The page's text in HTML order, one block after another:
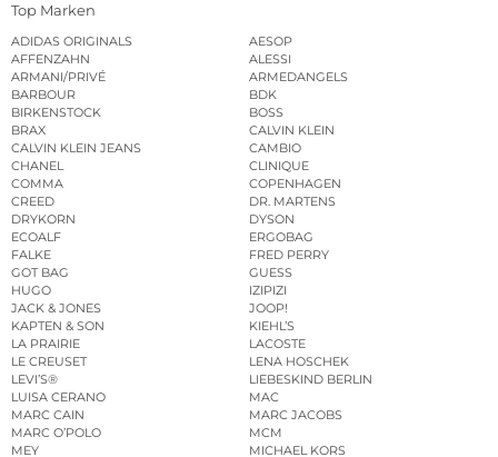
Top Marken
ADIDAS ORIGINALS
AESOP
AFFENZAHN
ALESSI
ARMANI/PRIVÉ
ARMEDANGELS
BARBOUR
BDK
BIRKENSTOCK
BOSS
BRAX
CALVIN KLEIN
CALVIN KLEIN JEANS
CAMBIO
CHANEL
CLINIQUE
COMMA
COPENHAGEN
CREED
DR. MARTENS
DRYKORN
DYSON
ECOALF
ERGOBAG
FALKE
FRED PERRY
GOT BAG
GUESS
HUGO
IZIPIZI
JACK & JONES
JOOP!
KAPTEN & SON
KIEHL’S
LA PRAIRIE
LACOSTE
LE CREUSET
LENA HOSCHEK
LEVI’S®
LIEBESKIND BERLIN
LUISA CERANO
MAC
MARC CAIN
MARC JACOBS
MARC O’POLO
MCM
MEY
MICHAEL KORS